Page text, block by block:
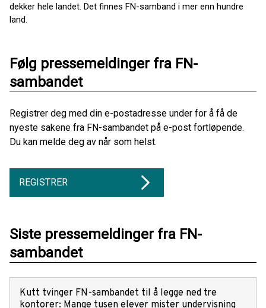
dekker hele landet. Det finnes FN-samband i mer enn hundre
land.
Følg pressemeldinger fra FN-
sambandet
Registrer deg med din e-postadresse under for å få de
nyeste sakene fra FN-sambandet på e-post fortløpende.
Du kan melde deg av når som helst.
REGISTRER
Siste pressemeldinger fra FN-
sambandet
Kutt tvinger FN-sambandet til å legge ned tre
kontorer: Mange tusen elever mister undervisning